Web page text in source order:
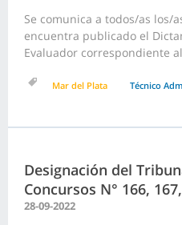
Se comunica a todos/as los/
encuentra publicado el
Evaluador correspondiente
Mar del Plata Técnico
Designación del
Concursos N° 166,
28-09-2022